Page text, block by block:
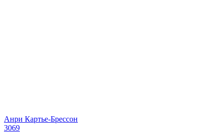
Анри Картье-Брессон
3069